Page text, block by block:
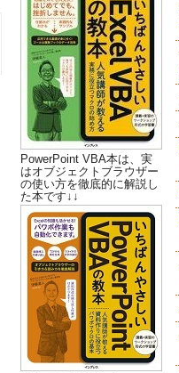
PowerPoint VBA本は、実
はオブジェクトブラウザー
の使い方を徹底的に解説し
た本です↓↓